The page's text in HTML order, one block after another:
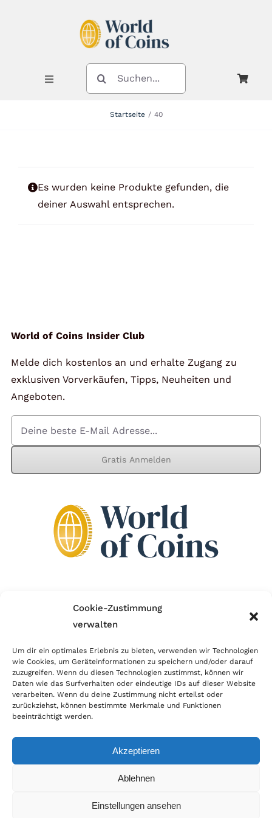
Cookie-Zustimmung
verwalten
Um dir ein optimales Erlebnis zu bieten, verwenden wir Technologien
wie Cookies, um Geräteinformationen zu speichern und/oder darauf
zuzugreifen. Wenn du diesen Technologien zustimmst, können wir
Daten wie das Surfverhalten oder eindeutige IDs auf dieser Website
verarbeiten. Wenn du deine Zustimmung nicht erteilst oder
zurückziehst, können bestimmte Merkmale und Funktionen
beeinträchtigt werden.
Akzeptieren
Ablehnen
Einstellungen ansehen
Toggle
Navigation
Kontakt
Mein Konto
Warenkorb
SUCHE
NACH:
Startseite 40
Es wurden keine Produkte gefunden, die
deiner Auswahl entsprechen.
World of Coins Insider Club
Melde dich kostenlos an und erhalte Zugang zu
exklusiven Vorverkäufen, Tipps, Neuheiten und
Angeboten.
Gratis Anmelden
Wir sind Mitglied im Händlerbund!
erfolgreichen E-Commerce ein. Auch wir sind wie
viele Onlineshops im Netz Mitglied im Händlerbund
und unterstützen fairen Onlinehandel.
© Copyright 2026 | World of Coins |Impressum|Datenschutz|Cookie
|Zahlung & Versand